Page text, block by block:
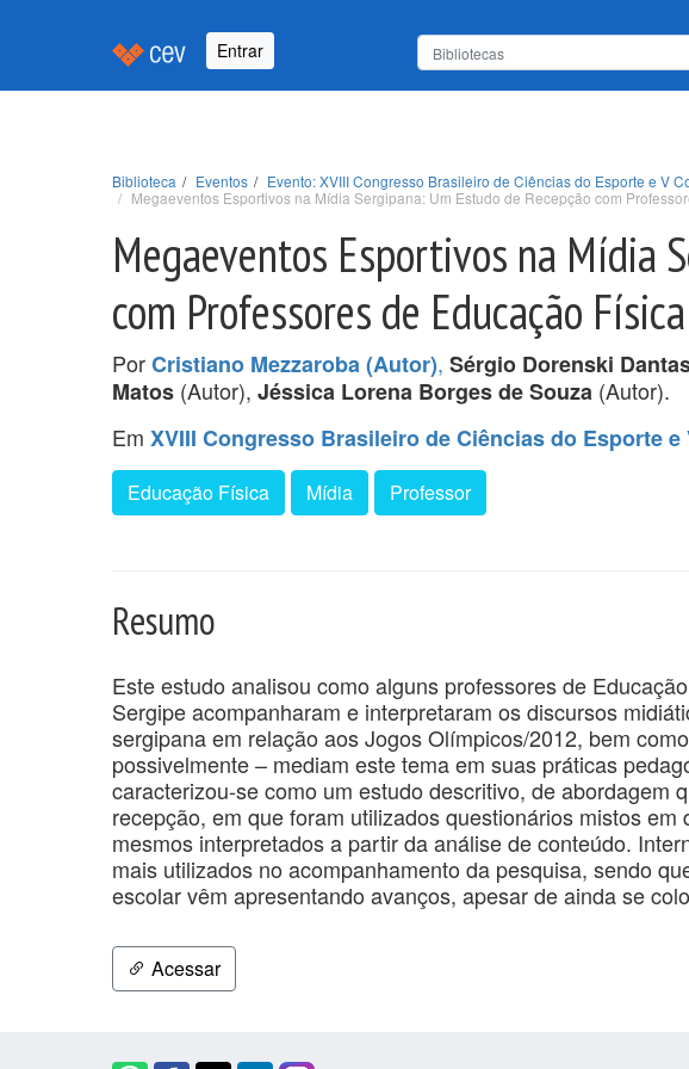
Entrar
Biblioteca Eventos
Evento: XVIII Congresso Brasileiro de Ciências do Esporte e V
Megaeventos Esportivos na Mídia Sergipana: Um Estudo de Recepção com
Megaeventos Esportivos na Mídia
com Professores de Educação
PorCristiano Mezzaroba (Autor), Sérgio Dorenski
Matos (Autor), Jéssica Lorena Borges de Souza (Autor).
Em XVIII Congresso Brasileiro de Ciências do Esporte e
Educação Física Mídia Professor
Resumo
Este estudo analisou como alguns professores de
Sergipe acompanharam e interpretaram os discursos
sergipana em relação aos Jogos Olímpicos/2012, bem
possivelmente – mediam este tema em suas práticas
caracterizou-se como um estudo descritivo, de abordagem
recepção, em que foram utilizados questionários mistos
mesmos interpretados a partir da análise de conteúdo.
mais utilizados no acompanhamento da pesquisa, sendo
escolar vêm apresentando avanços, apesar de ainda se
Acessar